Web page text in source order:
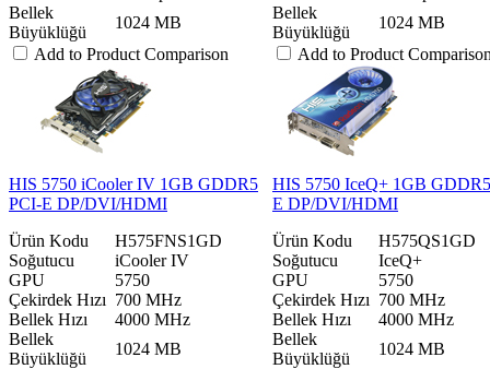
Bellek
Büyüklüğü
1024 MB
Add to Product Comparison
Bellek
Büyüklüğü
1024 MB
Add to Product
HIS 5750 iCooler IV 1GB GDDR5
PCI-E DP/DVI/HDMI
Ürün Kodu
H575FNS1GD
Soğutucu
iCooler IV
GPU
5750
Çekirdek Hızı 700 MHz
Bellek Hızı
4000 MHz
Bellek
Büyüklüğü
1024 MB
HIS 5750 IceQ+ 1GB
E DP/DVI/HDMI
Ürün Kodu
H575QS1GD
Soğutucu
IceQ+
GPU
5750
Çekirdek Hızı 700 MHz
Bellek Hızı
4000 MHz
Bellek
Büyüklüğü
1024 MB